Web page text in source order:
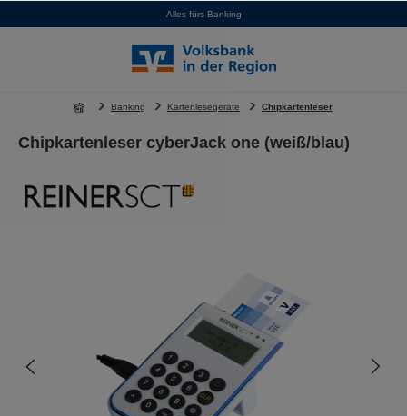
Alles fürs Banking
Banking Kartenlesegeräte Chipkartenleser
Chipkartenleser cyberJack one (weiß/blau)